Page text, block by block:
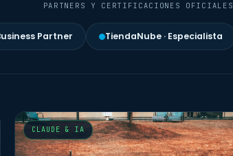
PARTNERS Y CERTIFICACIONES OFICIALES
Partner TiendaNube · Especialista
CLAUDE & IA